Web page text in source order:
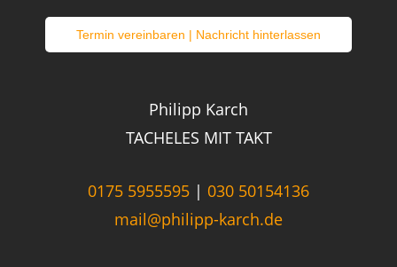
Termin vereinbaren | Nachricht hinterlassen
Philipp Karch
TACHELES MIT TAKT
0175 5955595 | 030 50154136
mail@philipp-karch.de